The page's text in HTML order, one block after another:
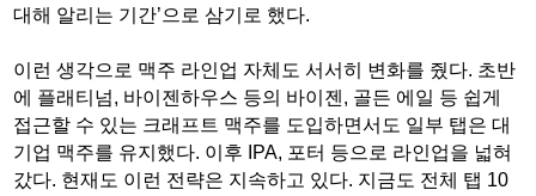
대해 알리는 기간’으로 삼기로 했다.
이런 생각으로 맥주 라인업 자체도 서서히 변화를 줬다. 초반
에 플래티넘, 바이젠하우스 등의 바이젠, 골든 에일 등 쉽게
접근할 수 있는 크래프트 맥주를 도입하면서도 일부 탭은 대
기업 맥주를 유지했다. 이후 IPA, 포터 등으로 라인업을 넓혀
갔다. 현재도 이런 전략은 지속하고 있다. 지금도 전체 탭 10